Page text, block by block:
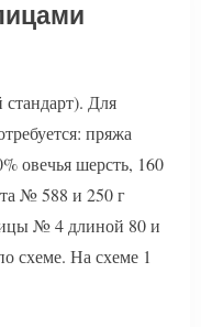
Для
пряжа
овечья шерсть, 160
№ 588 и 250 г
№ 4 длиной 80 и
схеме. На схеме 1